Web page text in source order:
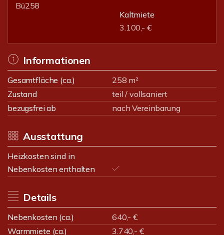
Bü258
Kaltmiete
3.100,- €
Informationen
Gesamtfläche (ca.)
258 m²
Zustand
teil / vollsaniert
bezugsfrei ab
nach Vereinbarung
Ausstattung
Heizkosten sind in
Nebenkosten enthalten
Details
Nebenkosten (ca.)
640,- €
Warmmiete (ca.)
3.740,- €